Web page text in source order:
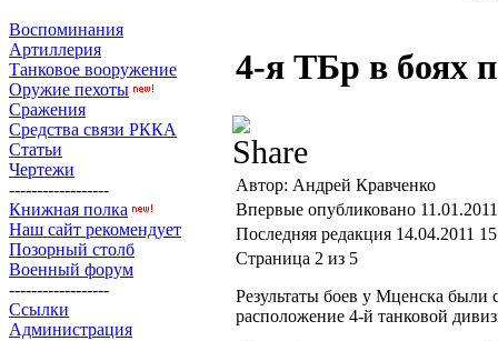
Воспоминания
Артиллерия
Танковое вооружение
Оружие пехоты
Сражения
Средства связи РККА
Статьи
Чертежи
------------------
Книжная полка
Наш сайт рекомендует
Позорный столб
Военный форум
------------------
Ссылки
Администрация
4-я ТБр в боях
Автор: Андрей Кравченко
Впервые опубликовано
Последняя редакция 14.04.2011
Страница 2 из 5
Результаты боев у Мценска
расположение 4-й танковой